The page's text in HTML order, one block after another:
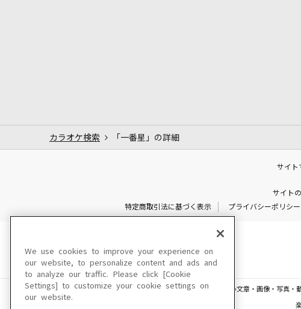
カラオケ検索 「一番星」の詳細
サイト
サイト
特定商取引法に基づく表示
プライバシーポリシー
このサイトに掲載されている一切の文章・画像・写真
We use cookies to improve your experience on
our website, to personalize content and ads and
to analyze our traffic. Please click [Cookie
Settings] to customize your cookie settings on
our website.